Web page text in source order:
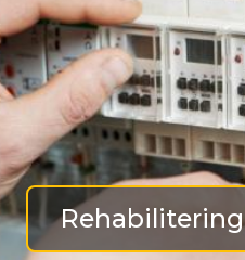
Rehabilitering